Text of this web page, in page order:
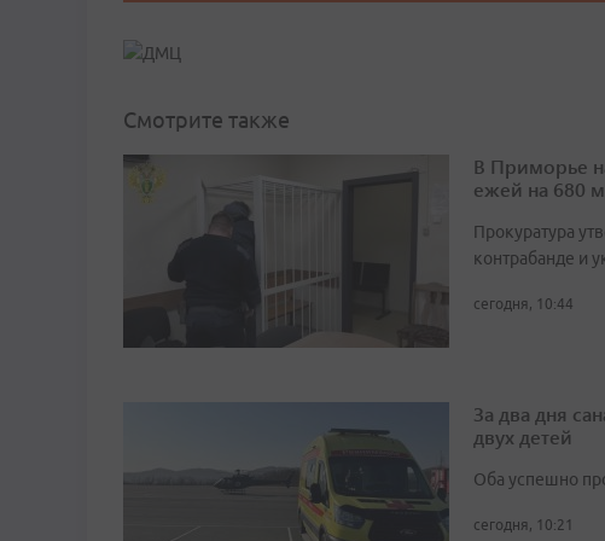
Смотрите также
В Приморье
ежей на 680
Прокуратура
контрабанде и
сегодня, 10:44
За два дня
двух детей
Оба успешно
сегодня, 10:21